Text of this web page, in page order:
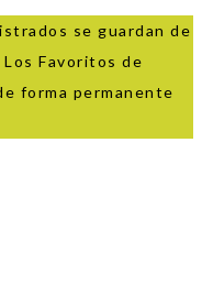
se guardan de
Favoritos de
forma permanente